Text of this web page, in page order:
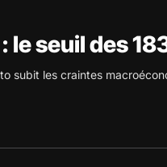
seuil des
subit les craintes